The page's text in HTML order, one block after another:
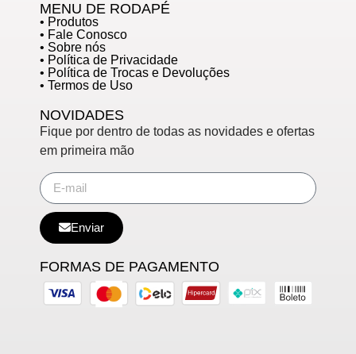
MENU DE RODAPÉ
• Produtos
• Fale Conosco
• Sobre nós
• Política de Privacidade
• Política de Trocas e Devoluções
• Termos de Uso
NOVIDADES
Fique por dentro de todas as novidades e ofertas
em primeira mão
Enviar
FORMAS DE PAGAMENTO